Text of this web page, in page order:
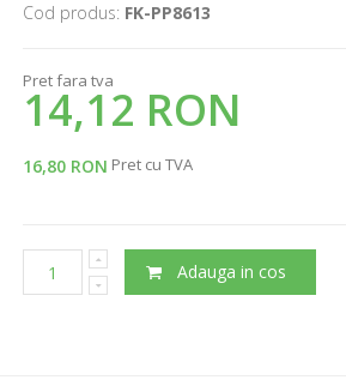
Cod produs: FK-PP8613
Pret fara tva
14,12 RON
16,80 RON Pret cu TVA
Adauga in cos